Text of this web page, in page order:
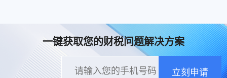
一键获取您的财税问题解决方案
立刻申请